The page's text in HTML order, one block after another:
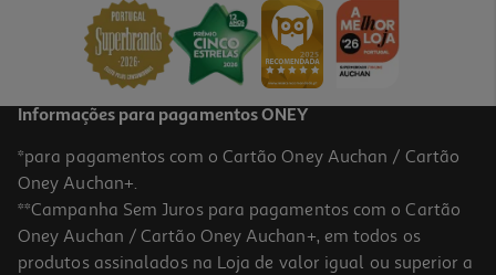
Informações para pagamentos ONEY
*para pagamentos com o Cartão Oney Auchan / Cartão
Oney Auchan+.
**Campanha Sem Juros para pagamentos com o Cartão
Oney Auchan / Cartão Oney Auchan+, em todos os
produtos assinalados na Loja de valor igual ou superior a